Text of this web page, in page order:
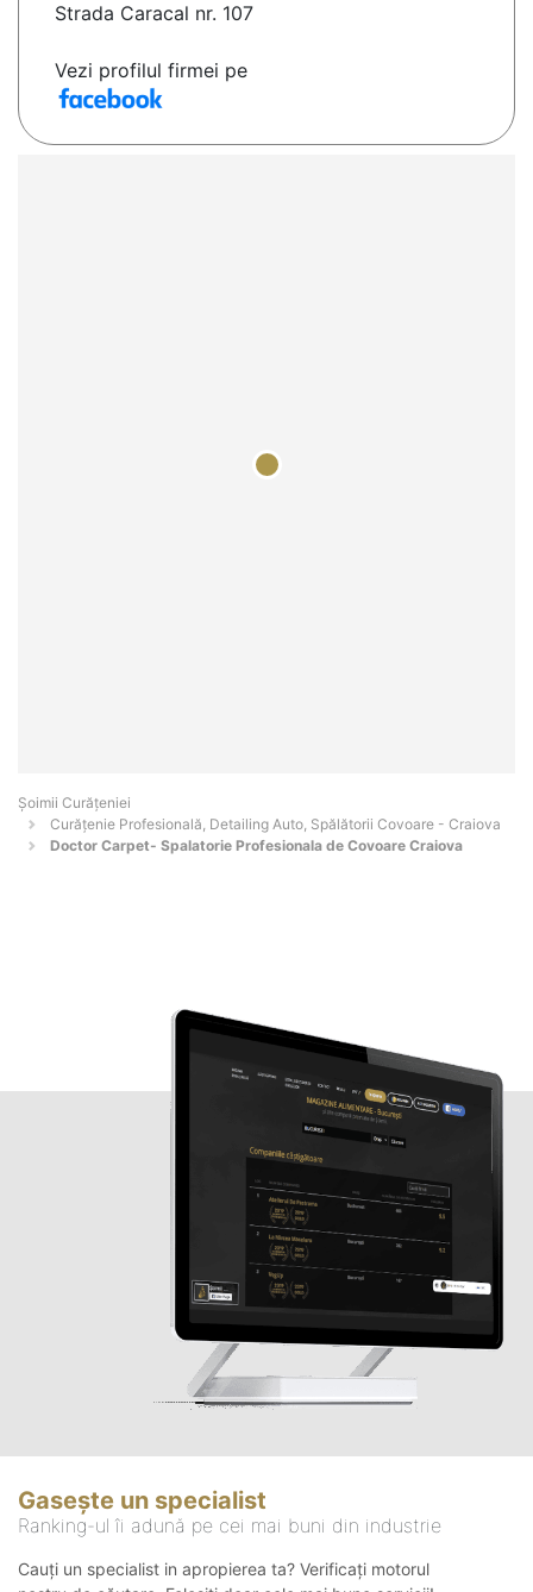
Strada Caracal nr. 107
Vezi profilul firmei pe
Șoimii Curățeniei
Curățenie Profesională, Detailing Auto, Spălătorii Covoare - Craiova
Doctor Carpet- Spalatorie Profesionala de Covoare Craiova
Gasește un specialist
Ranking-ul îi adună pe cei mai buni din industrie
Cauți un specialist in apropierea ta? Verificați motorul